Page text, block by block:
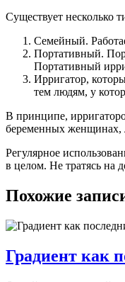
Существует несколько
Семейный.
Портативный.
Портативный
Ирригатор,
тем людям, у
В принципе,
беременных женщинах,
Регулярное
в целом. Не тратясь на
Похожие
Градиент как